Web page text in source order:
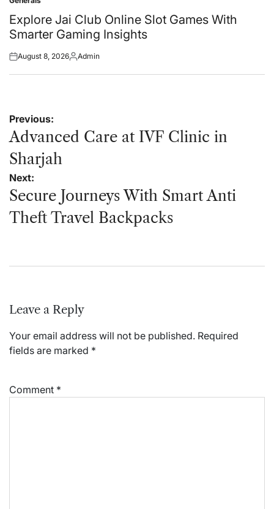
Posted
in
Explore Jai Club Online Slot Games With
Smarter Gaming Insights
Posted
August 8, 2026Posted
Admin
Post
navigation
Previous:
Advanced Care at IVF Clinic in
Sharjah
Next:
Secure Journeys With Smart Anti
Theft Travel Backpacks
Leave a Reply
Your email address will not be published. Required
fields are marked *
Comment *